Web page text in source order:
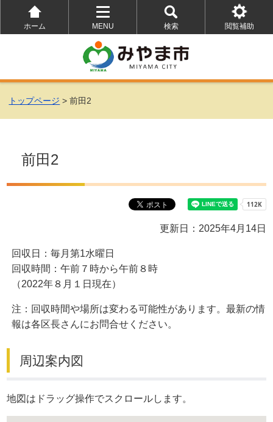
ホーム
MENU
を
開
く
検索
を
開
く
閲覧補助
を
トップページ > 前田2
前田2
更新日：2025年4月14日
回収日：毎月第1水曜日
回収時間：午前７時から午前８時
（2022年８月１日現在）
注：回収時間や場所は変わる可能性があります。最新の情
報は各区長さんにお問合せください。
周辺案内図
地図はドラッグ操作でスクロールします。